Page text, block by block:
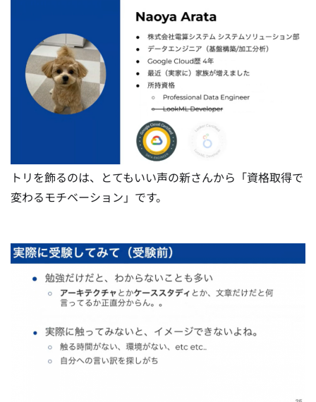
トリを飾るのは、とてもいい声の新さんから「資格取得で
変わるモチベーション」です。